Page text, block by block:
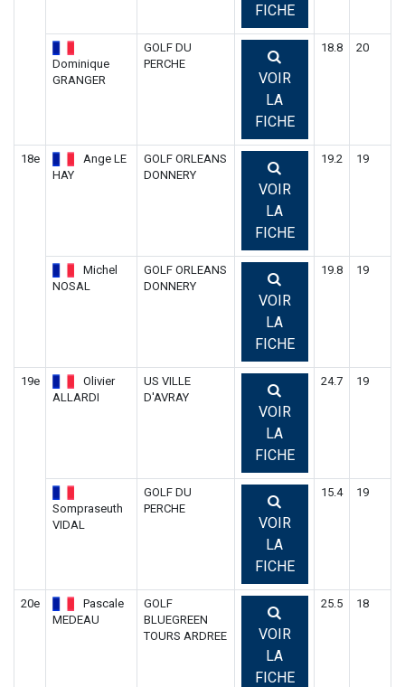
FICHE
Dominique
GRANGER
GOLF DU
PERCHE
VOIR
LA
FICHE
18.8 20
18e
Ange LE
HAY
GOLF ORLEANS
DONNERY
VOIR
LA
FICHE
19.2 19
Michel
NOSAL
GOLF ORLEANS
DONNERY
VOIR
LA
FICHE
19.8 19
19e
Olivier
ALLARDI
US VILLE
D'AVRAY
VOIR
LA
FICHE
24.7 19
Sompraseuth
VIDAL
GOLF DU
PERCHE
VOIR
LA
FICHE
15.4 19
20e
Pascale
MEDEAU
GOLF
BLUEGREEN
TOURS ARDREE
VOIR
LA
FICHE
25.5 18